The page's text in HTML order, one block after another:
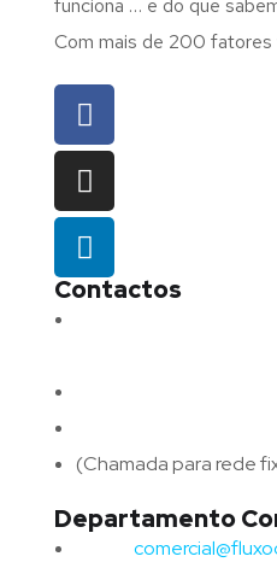
funciona … e do que
Com mais de 200 fatores
Contactos
(Chamada para rede
Departamento